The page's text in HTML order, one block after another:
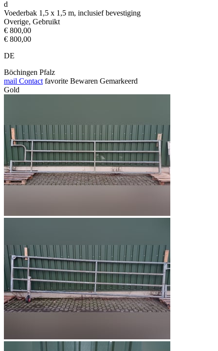
d
Voederbak 1,5 x 1,5 m, inclusief bevestiging
Overige, Gebruikt
€ 800,00
€ 800,00
DE
Böchingen Pfalz
mail Contact favorite Bewaren Gemarkeerd
Gold